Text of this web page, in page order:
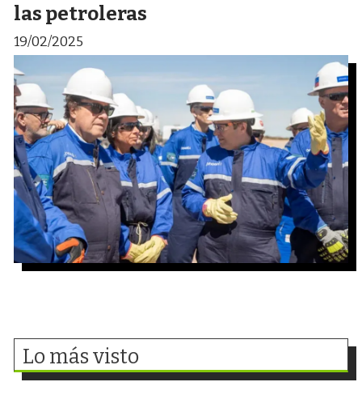
las petroleras
19/02/2025
Lo más visto